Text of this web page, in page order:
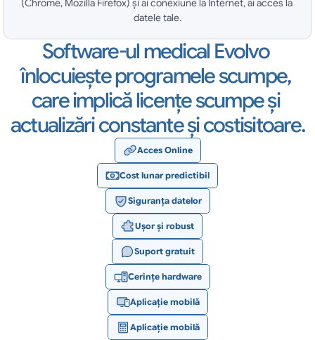
(Chrome, Mozilla Firefox) şi ai conexiune la Internet, ai acces la
datele tale.
Acces Online
Cost lunar predictibil
Siguranţa datelor
Uşor și robust
Suport gratuit
Cerințe hardware
Aplicație mobilă
Aplicație mobilă
Software-ul medical Evolvo
înlocuieşte programele scumpe,
care implică licenţe scumpe şi
actualizări constante şi costisitoare.